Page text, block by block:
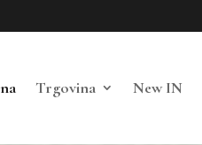
Trgovina New IN